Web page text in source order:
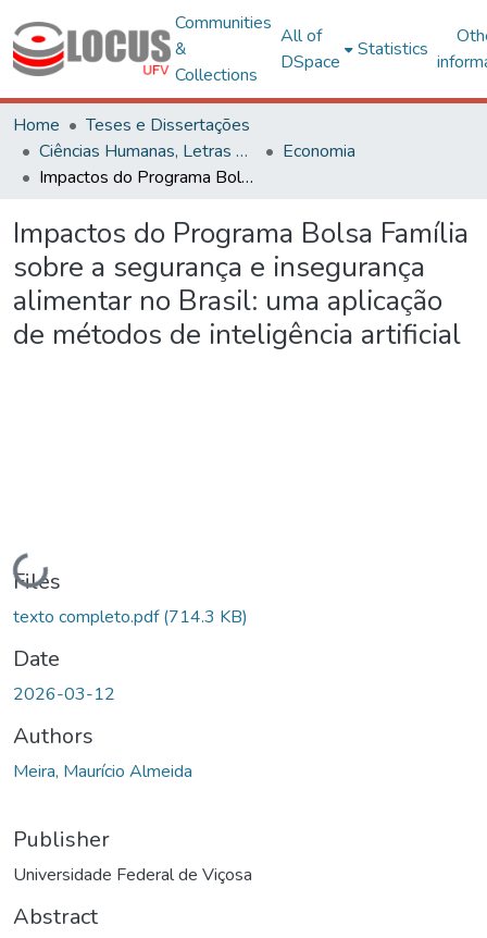
Communities
&
Collections
All of
DSpace
Statistics
Home
Teses e Dissertações
Ciências Humanas, Letras e Artes
Economia
Impactos do Programa Bolsa Família sobre a segurança e insegurança alimentar no Brasil: uma aplicação de métodos de inteligência artificial
Impactos do Programa Bolsa Família
sobre a segurança e insegurança
alimentar no Brasil: uma aplicação
de métodos de inteligência artificial
Loading...
Files
texto completo.pdf(714.3 KB)
Date
2026-03-12
Authors
Meira, Maurício Almeida
Publisher
Universidade Federal de Viçosa
Abstract